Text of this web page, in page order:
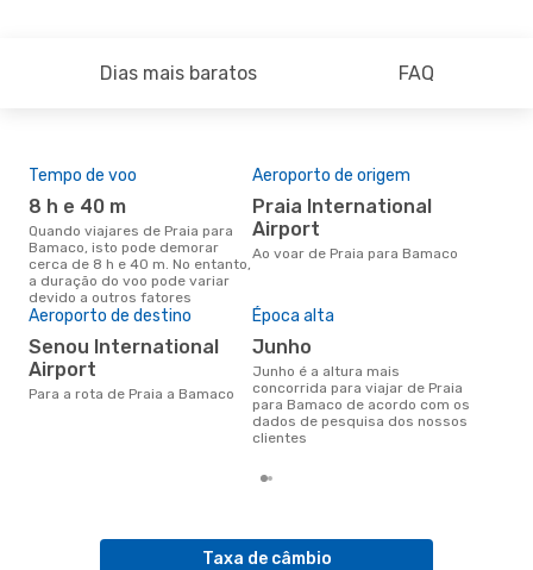
Dias mais baratos FAQ
Tempo de voo
8 h e 40 m
Quando viajares de Praia para
Bamaco, isto pode demorar
cerca de 8 h e 40 m. No entanto,
a duração do voo pode variar
devido a outros fatores
Aeroporto de origem
Praia International
Airport
Ao voar de Praia para Bamaco
Aeroporto de destino
Senou International
Airport
Para a rota de Praia a Bamaco
Época alta
junho
junho é a altura mais
concorrida para viajar de Praia
para Bamaco de acordo com os
dados de pesquisa dos nossos
clientes
Taxa de câmbio